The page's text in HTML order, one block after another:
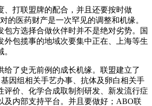
打联盟牌的配合，并且还要按时做
的医药财产是一次罕见的调整和机缘。
包方选择合做伙伴时并不是绝对劣势。国
外包揽事的地域次要集中正在、上海等生
了史无前例的成长机缘。联盟建立了
因组相关手艺办事、抗体及卵白相关手
评价、化学合成取制剂研发、新发流行症
及内部支持平台。并且要做好；ABO联